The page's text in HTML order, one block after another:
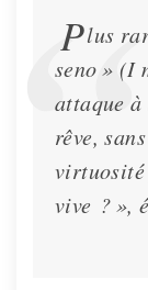
Plus
seno» (I
attaque à
rêve,
vive ?»,